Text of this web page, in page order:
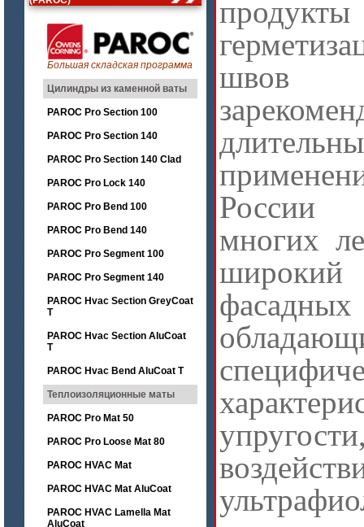
Большая складская программа
Цилиндры из каменной ваты
PAROC Pro Section 100
PAROC Pro Section 140
PAROC Pro Section 140 Clad
PAROC Pro Lock 140
PAROC Pro Bend 100
PAROC Pro Bend 140
PAROC Pro Segment 100
PAROC Pro Segment 140
PAROC Hvac Section GreyCoat
T
PAROC Hvac Section AluCoat
T
PAROC Hvac Bend AluCoat T
Теплоизоляционные маты
PAROC Pro Mat 50
PAROC Pro Loose Mat 80
PAROC HVAC Mat
PAROC HVAC Mat AluCoat
PAROC HVAC Lamella Mat
AluCoat
швов
России
многих